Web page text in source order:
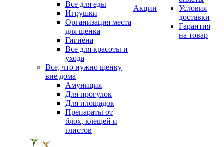
Все для еды
Игрушки
Организация места
для щенка
Гигиена
Все для красоты и
ухода
Все, что нужно щенку
вне дома
Амуниция
Для прогулок
Для площадок
Препараты от
блох, клещей и
глистов
Акции
Условия
доставки
Гарантия
на товар